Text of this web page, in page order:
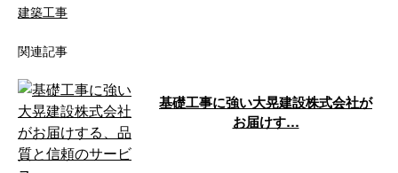
建築工事
関連記事
基礎工事に強い大晃建設株式会社が
お届けす…